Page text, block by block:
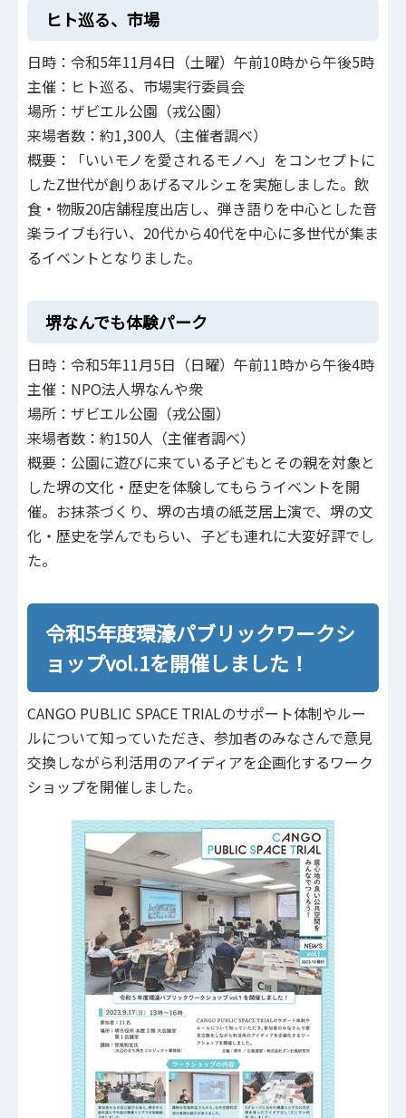
ヒト巡る、市場
日時：令和5年11月4日（土曜）午前10時から午後5時
主催：ヒト巡る、市場実行委員会
場所：ザビエル公園（戎公園）
来場者数：約1,300人（主催者調べ）
概要：「いいモノを愛されるモノへ」をコンセプトに
したZ世代が創りあげるマルシェを実施しました。飲
食・物販20店舗程度出店し、弾き語りを中心とした音
楽ライブも行い、20代から40代を中心に多世代が集ま
るイベントとなりました。
堺なんでも体験パーク
日時：令和5年11月5日（日曜）午前11時から午後4時
主催：NPO法人堺なんや衆
場所：ザビエル公園（戎公園）
来場者数：約150人（主催者調べ）
概要：公園に遊びに来ている子どもとその親を対象と
した堺の文化・歴史を体験してもらうイベントを開
催。お抹茶づくり、堺の古墳の紙芝居上演で、堺の文
化・歴史を学んでもらい、子ども連れに大変好評でし
た。
令和5年度環濠パブリックワークシ
ョップvol.1を開催しました！
CANGO PUBLIC SPACE TRIALのサポート体制やルー
ルについて知っていただき、参加者のみなさんで意見
交換しながら利活用のアイディアを企画化するワーク
ショップを開催しました。